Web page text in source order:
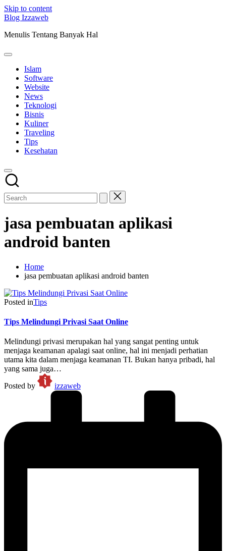
Skip to content
Blog Izzaweb
Menulis Tentang Banyak Hal
Islam
Software
Website
News
Teknologi
Bisnis
Kuliner
Traveling
Tips
Kesehatan
jasa pembuatan aplikasi
android banten
Home
jasa pembuatan aplikasi android banten
Posted inTips
Tips Melindungi Privasi Saat Online
Melindungi privasi merupakan hal yang sangat penting untuk
menjaga keamanan apalagi saat online, hal ini menjadi perhatian
utama kita dalam menjaga keamanan TI. Bukan hanya pribadi, hal
yang sama juga…
Posted by
izzaweb